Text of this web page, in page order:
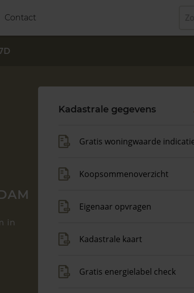
Contact
in
Kadastrale gegevens
Gratis woningwaarde
Koopsommenoverzicht
Eigenaar opvragen
Kadastrale kaart
Gratis energielabel check